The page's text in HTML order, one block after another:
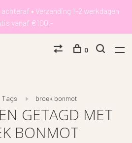
• Verzending 1-2 werkdagen
vanaf €100,-
0
Tags broek bonmot
GETAGD MET
BONMOT